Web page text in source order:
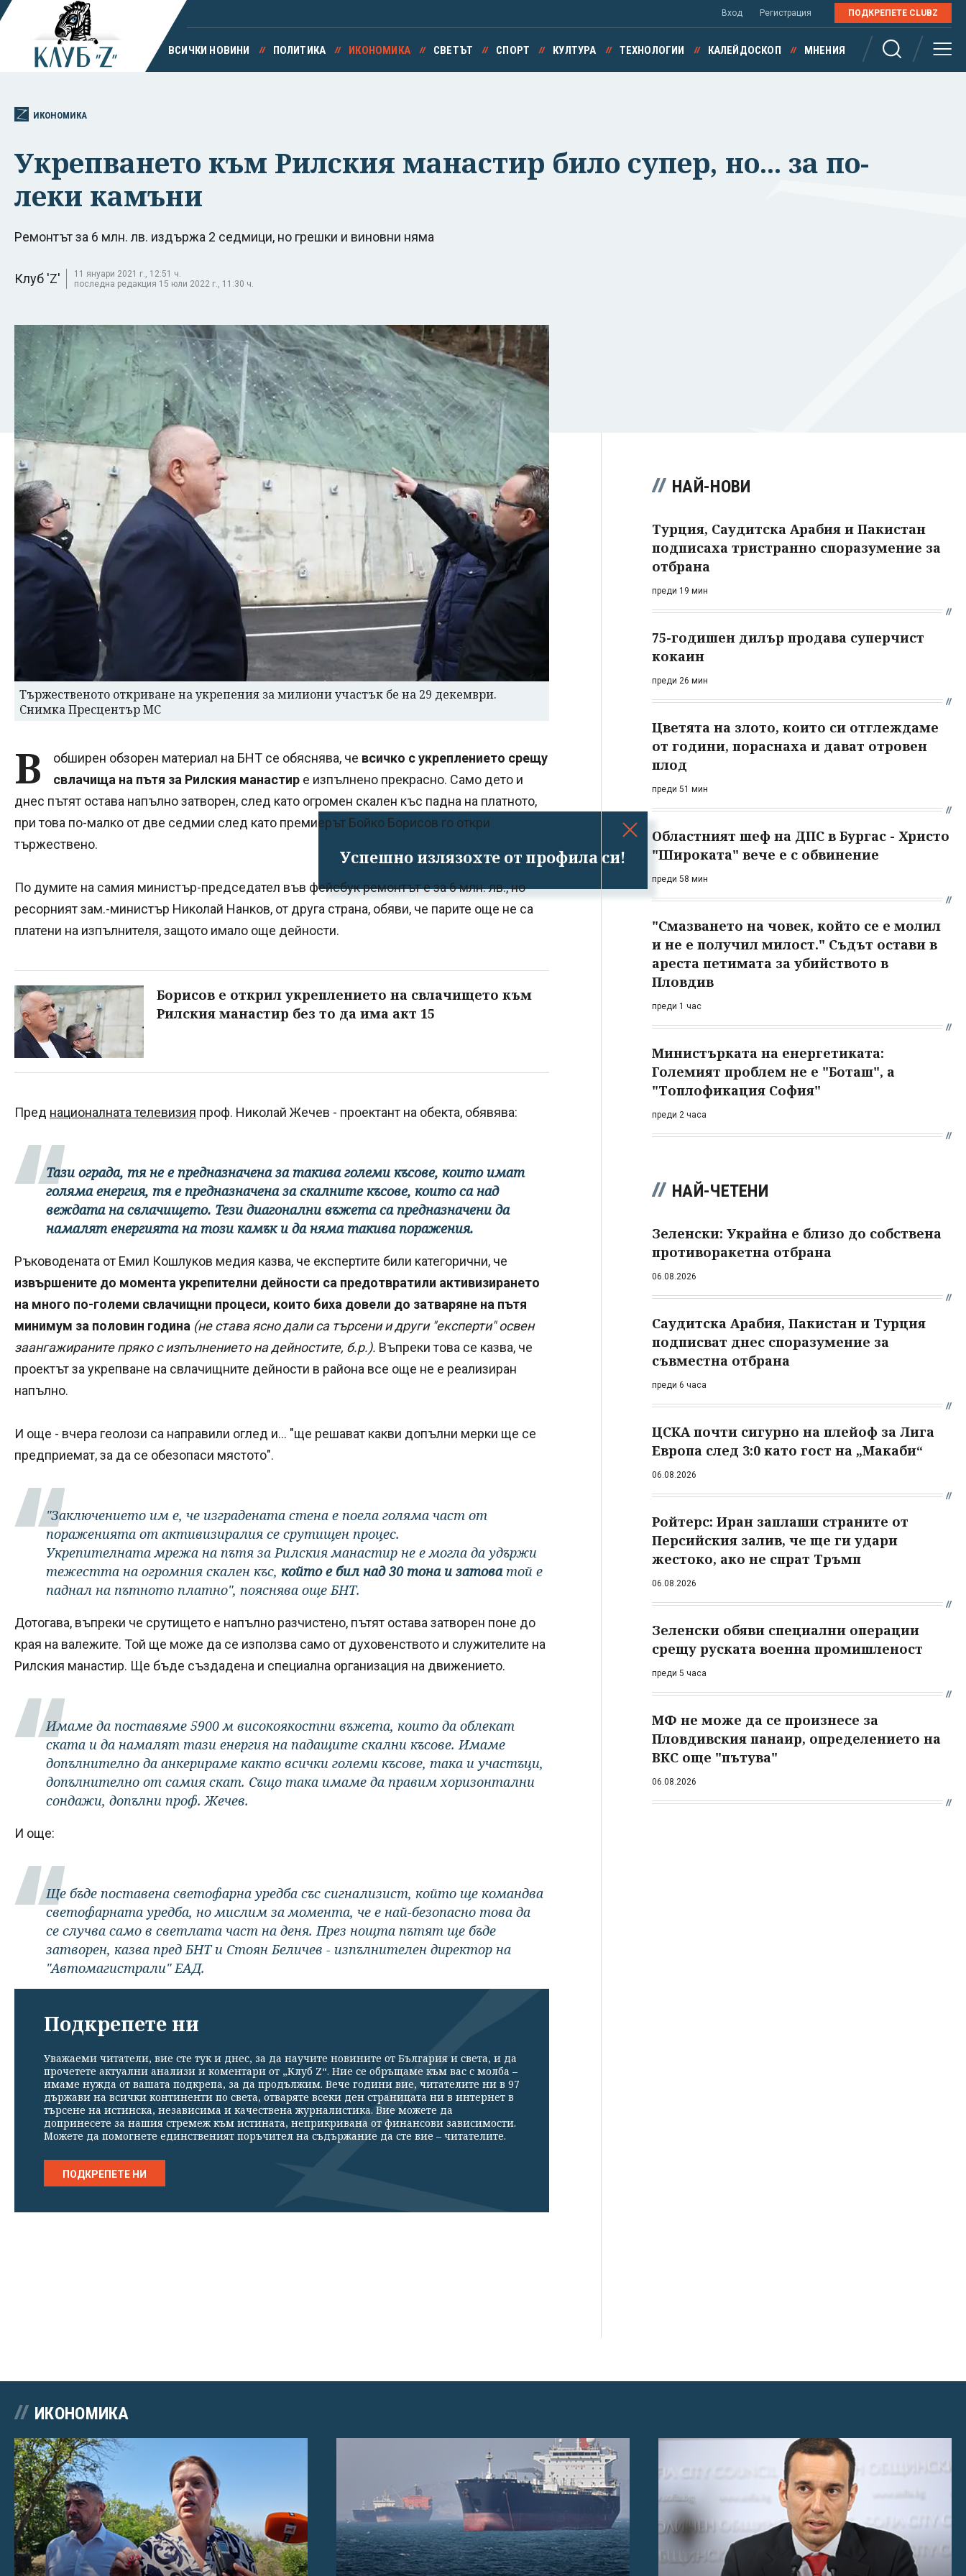
Успешно излязохте от профила си!
Вход Регистрация ПОДКРЕПЕТЕ CLUBZ
ВСИЧКИ НОВИНИ ПОЛИТИКА ИКОНОМИКА СВЕТЪТ СПОРТ КУЛТУРА ТЕХНОЛОГИИ КАЛЕЙДОСКОП МНЕНИЯ
ИКОНОМИКА
Укрепването към Рилския манастир било супер, но... за по-
леки камъни
Ремонтът за 6 млн. лв. издържа 2 седмици, но грешки и виновни няма
Клуб 'Z'
11 януари 2021 г., 12:51 ч.
последна редакция 15 юли 2022 г., 11:30 ч.
Тържественото откриване на укрепения за милиони участък бе на 29 декември.
Снимка Пресцентър МС
В обширен обзорен материал на БНТ се обяснява, че всичко с укреплението срещу
свлачища на пътя за Рилския манастир е изпълнено прекрасно. Само дето и
днес пътят остава напълно затворен, след като огромен скален къс падна на платното,
при това по-малко от две седмии след като премиерът Бойко Борисов го откри
тържествено.
По думите на самия министър-председател във фейсбук ремонтът е за 6 млн. лв., но
ресорният зам.-министър Николай Нанков, от друга страна, обяви, че парите още не са
платени на изпълнителя, защото имало още дейности.
Борисов е открил укреплението на свлачището към
Рилския манастир без то да има акт 15
Пред националната телевизия проф. Николай Жечев - проектант на обекта, обявява:
Тази ограда, тя не е предназначена за такива големи късове, които имат
голяма енергия, тя е предназначена за скалните късове, които са над
веждата на свлачището. Тези диагонални въжета са предназначени да
намалят енергията на този камък и да няма такива поражения.
Ръководената от Емил Кошлуков медия казва, че експертите били категорични, че
извършените до момента укрепителни дейности са предотвратили активизирането
на много по-големи свлачищни процеси, които биха довели до затваряне на пътя
минимум за половин година (не става ясно дали са търсени и други "експерти" освен
заангажираните пряко с изпълнението на дейностите, б.р.). Въпреки това се казва, че
проектът за укрепване на свлачищните дейности в района все още не е реализиран
напълно.
И още - вчера геолози са направили оглед и... "ще решават какви допълни мерки ще се
предприемат, за да се обезопаси мястото".
"Заключението им е, че изградената стена е поела голяма част от
пораженията от активизиралия се срутищен процес.
Укрепителната мрежа на пътя за Рилския манастир не е могла да удържи
тежестта на огромния скален къс, който е бил над 30 тона и затова той е
паднал на пътното платно", пояснява още БНТ.
Дотогава, въпреки че срутището е напълно разчистено, пътят остава затворен поне до
края на валежите. Той ще може да се използва само от духовенството и служителите на
Рилския манастир. Ще бъде създадена и специална организация на движението.
Имаме да поставяме 5900 м високоякостни въжета, които да облекат
ската и да намалят тази енергия на падащите скални късове. Имаме
допълнително да анкерираме както всички големи късове, така и участъци,
допълнително от самия скат. Също така имаме да правим хоризонтални
сондажи, допълни проф. Жечев.
И още:
Ще бъде поставена светофарна уредба със сигнализист, който ще командва
светофарната уредба, но мислим за момента, че е най-безопасно това да
се случва само в светлата част на деня. През нощта пътят ще бъде
затворен, казва пред БНТ и Стоян Беличев - изпълнителен директор на
"Автомагистрали" ЕАД.
Подкрепете ни
Уважаеми читатели, вие сте тук и днес, за да научите новините от България и света, и да
прочетете актуални анализи и коментари от „Клуб Z“. Ние се обръщаме към вас с молба –
имаме нужда от вашата подкрепа, за да продължим. Вече години вие, читателите ни в 97
държави на всички континенти по света, отваряте всеки ден страницата ни в интернет в
търсене на истинска, независима и качествена журналистика. Вие можете да
допринесете за нашия стремеж към истината, неприкривана от финансови зависимости.
Можете да помогнете единственият поръчител на съдържание да сте вие – читателите.
ПОДКРЕПЕТЕ НИ
НАЙ-НОВИ
Турция, Саудитска Арабия и Пакистан
подписаха тристранно споразумение за
отбрана
преди 19 мин
75-годишен дилър продава суперчист
кокаин
преди 26 мин
Цветята на злото, които си отглеждаме
от години, пораснаха и дават отровен
плод
преди 51 мин
Областният шеф на ДПС в Бургас - Христо
"Широката" вече е с обвинение
преди 58 мин
"Смазването на човек, който се е молил
и не е получил милост." Съдът остави в
ареста петимата за убийството в
Пловдив
преди 1 час
Министърката на енергетиката:
Големият проблем не е "Боташ", а
"Топлофикация София"
преди 2 часа
НАЙ-ЧЕТЕНИ
Зеленски: Украйна е близо до собствена
противоракетна отбрана
06.08.2026
Саудитска Арабия, Пакистан и Турция
подписват днес споразумение за
съвместна отбрана
преди 6 часа
ЦСКА почти сигурно на плейоф за Лига
Европа след 3:0 като гост на „Макаби“
06.08.2026
Ройтерс: Иран заплаши страните от
Персийския залив, че ще ги удари
жестоко, ако не спрат Тръмп
06.08.2026
Зеленски обяви специални операции
срещу руската военна промишленост
преди 5 часа
МФ не може да се произнесе за
Пловдивския панаир, определението на
ВКС още "пътува"
06.08.2026
ИКОНОМИКА